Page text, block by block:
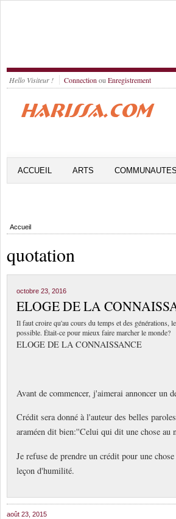
Hello Visiteur ! Connection ou Enregistrement
ACCUEIL ARTS COMMUNAUTES
Accueil
quotation
octobre 23, 2016
ELOGE DE LA
Il faut croire qu'au cours du temps et des générations,
possible. Était-ce pour mieux faire marcher le monde?
ELOGE DE LA CONNAISSANCE
Avant de commencer, j'aimerai annoncer un
Crédit sera donné à l'auteur des belles
araméen dit bien:''Celui qui dit une chose au
Je refuse de prendre un crédit pour une
leçon d'humilité.
août 23, 2015